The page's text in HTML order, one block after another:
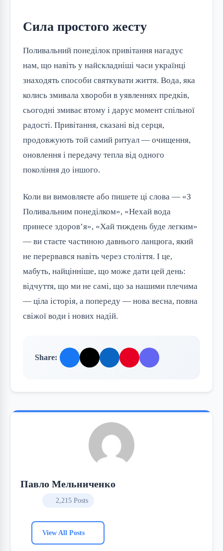
Сила простого жесту
Поливальний понеділок привітання нагадує
нам, що навіть у найскладніші часи українці
знаходять способи святкувати життя. Вода, яка
колись змивала хвороби в уявленнях предків,
сьогодні змиває втому і дарує момент спільної
радості. Привітання, сказані від серця,
продовжують той самий ритуал — очищення,
оновлення і передачу тепла від одного
покоління до іншого.
Коли ви вимовляєте або пишете ці слова — «З
Поливальним понеділком», «Нехай вода
принесе здоров’я», «Хай тиждень буде легким»
— ви стаєте частиною давнього ланцюга, який
не перервався навіть через століття. І це,
мабуть, найцінніше, що може дати цей день:
відчуття, що ми не самі, що за нашими плечима
— ціла історія, а попереду — нова весна, повна
свіжої води і нових надій.
Share:
Павло Мельниченко
2,215 Posts
View All Posts